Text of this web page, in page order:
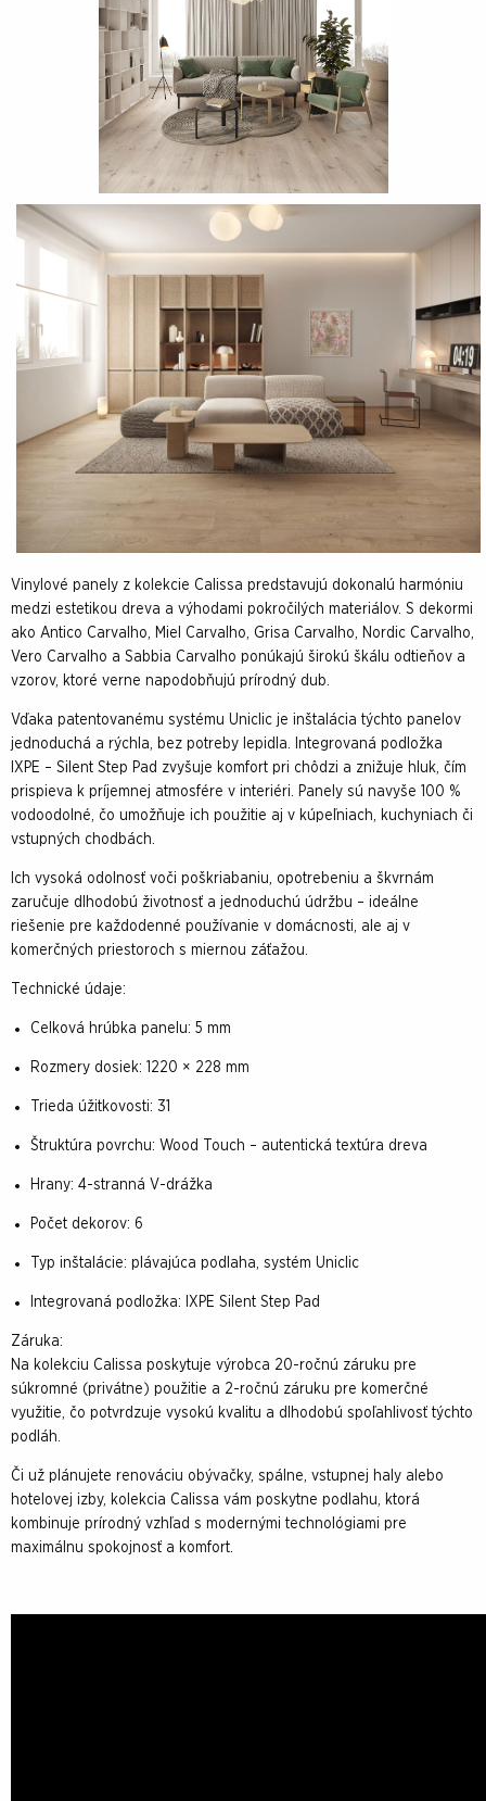
Vinylové panely z kolekcie Calissa predstavujú dokonalú harmóniu
medzi estetikou dreva a výhodami pokročilých materiálov. S dekormi
ako Antico Carvalho, Miel Carvalho, Grisa Carvalho, Nordic Carvalho,
Vero Carvalho a Sabbia Carvalho ponúkajú širokú škálu odtieňov a
vzorov, ktoré verne napodobňujú prírodný dub.
Vďaka patentovanému systému Uniclic je inštalácia týchto panelov
jednoduchá a rýchla, bez potreby lepidla. Integrovaná podložka
IXPE – Silent Step Pad zvyšuje komfort pri chôdzi a znižuje hluk, čím
prispieva k príjemnej atmosfére v interiéri. Panely sú navyše 100 %
vodoodolné, čo umožňuje ich použitie aj v kúpeľniach, kuchyniach či
vstupných chodbách.
Ich vysoká odolnosť voči poškriabaniu, opotrebeniu a škvrnám
zaručuje dlhodobú životnosť a jednoduchú údržbu – ideálne
riešenie pre každodenné používanie v domácnosti, ale aj v
komerčných priestoroch s miernou záťažou.
Technické údaje:
Celková hrúbka panelu: 5 mm
Rozmery dosiek: 1220 × 228 mm
Trieda úžitkovosti: 31
Štruktúra povrchu: Wood Touch – autentická textúra dreva
Hrany: 4-stranná V-drážka
Počet dekorov: 6
Typ inštalácie: plávajúca podlaha, systém Uniclic
Integrovaná podložka: IXPE Silent Step Pad
Záruka:
Na kolekciu Calissa poskytuje výrobca 20-ročnú záruku pre
súkromné (privátne) použitie a 2-ročnú záruku pre komerčné
využitie, čo potvrdzuje vysokú kvalitu a dlhodobú spoľahlivosť týchto
podláh.
Či už plánujete renováciu obývačky, spálne, vstupnej haly alebo
hotelovej izby, kolekcia Calissa vám poskytne podlahu, ktorá
kombinuje prírodný vzhľad s modernými technológiami pre
maximálnu spokojnosť a komfort.